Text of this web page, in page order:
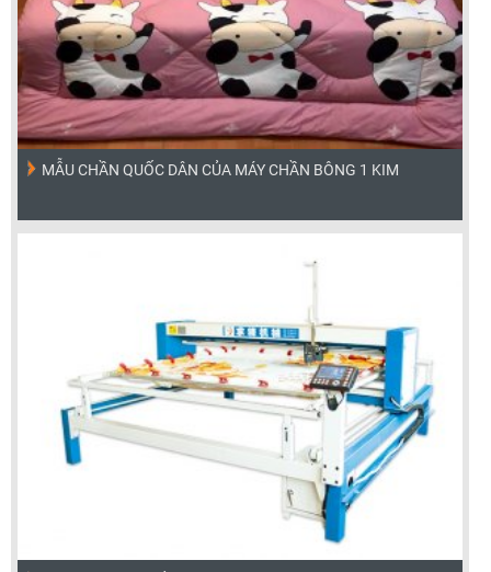
MẪU CHẦN QUỐC DÂN CỦA MÁY CHẦN BÔNG 1 KIM